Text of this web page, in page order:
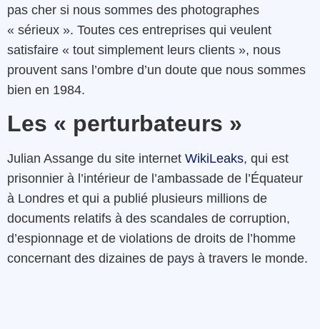
pas cher si nous sommes des photographes
« sérieux ». Toutes ces entreprises qui veulent
satisfaire « tout simplement leurs clients », nous
prouvent sans l’ombre d’un doute que nous sommes
bien en 1984.
Les « perturbateurs »
Julian Assange du site internet WikiLeaks, qui est
prisonnier à l’intérieur de l’ambassade de l’Équateur
à Londres et qui a publié plusieurs millions de
documents relatifs à des scandales de corruption,
d’espionnage et de violations de droits de l’homme
concernant des dizaines de pays à travers le monde.